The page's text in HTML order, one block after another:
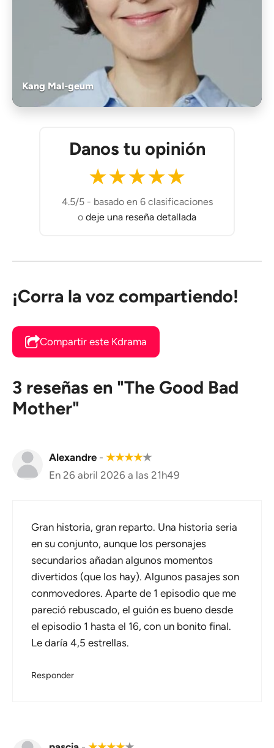
Kang Mal-geum
Danos tu opinión
★★★★★
4.5/5 - basado en 6 clasificaciones
o deje una reseña detallada
¡Corra la voz compartiendo!
Compartir este Kdrama
3 reseñas en "The Good Bad
Mother"
Alexandre - ★★★★★
En 26 abril 2026 a las 21h49
Gran historia, gran reparto. Una historia seria
en su conjunto, aunque los personajes
secundarios añadan algunos momentos
divertidos (que los hay). Algunos pasajes son
conmovedores. Aparte de 1 episodio que me
pareció rebuscado, el guión es bueno desde
el episodio 1 hasta el 16, con un bonito final.
Le daría 4,5 estrellas.
Responder